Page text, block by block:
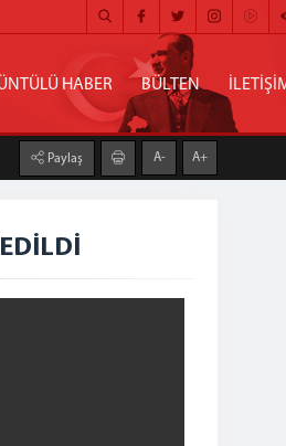
HABER BÜLTEN
Paylaş A- A+